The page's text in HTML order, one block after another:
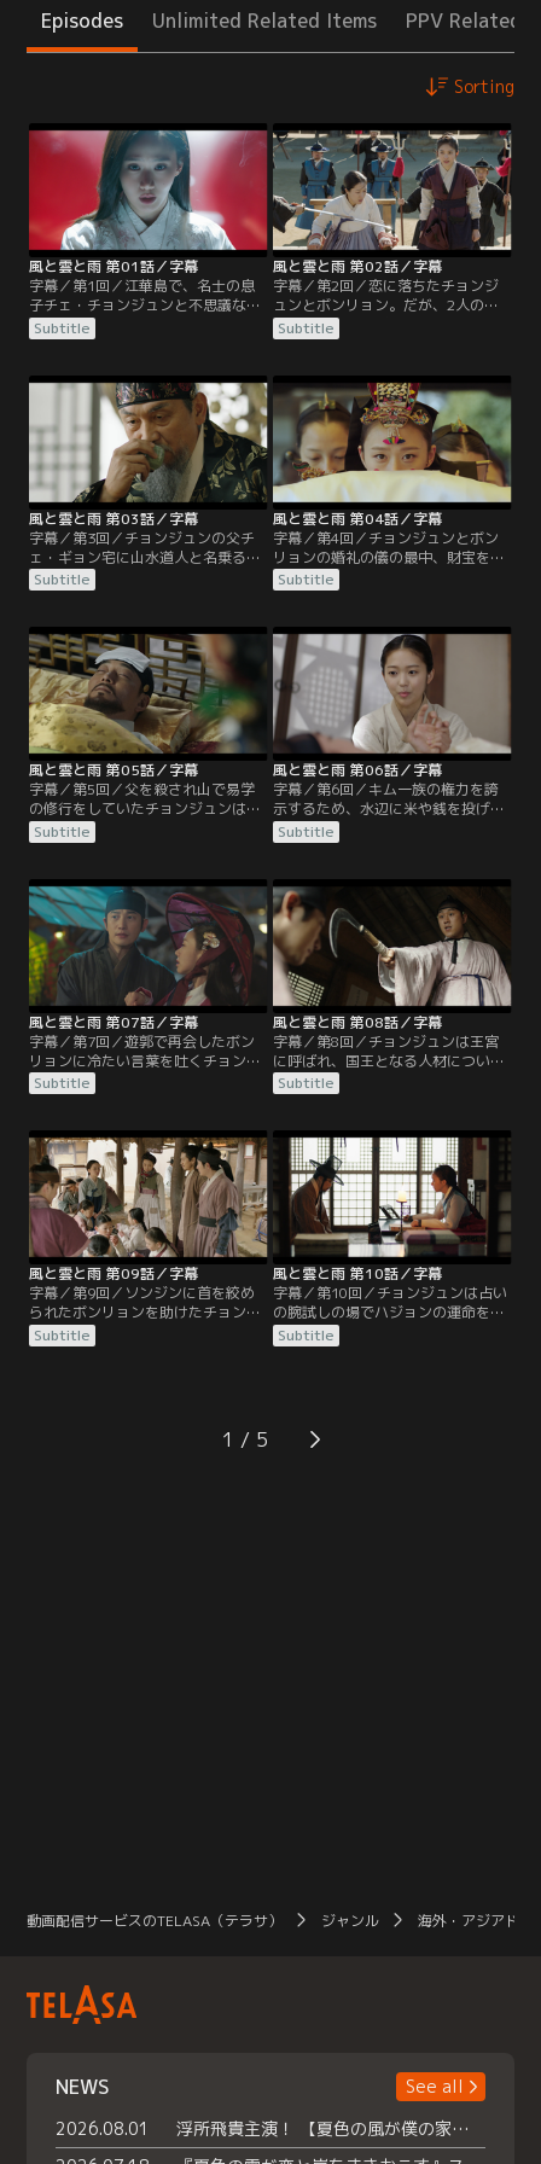
Episodes Unlimited Related Items PPV Related
Sorting
風と雲と雨 第01話／字幕
字幕／第1回／江華島で、名士の息
子チェ・チョンジュンと不思議な能
力を持つ少女イ・ボンリョンは出会
った。チョンジュンは17歳で科挙に
そんな彼を妬んでいた。ある晩、2
人は他の友人らと山に繰り出す。足
を滑らせ崖から落ちそうになったチ
ョンジュンをインギュは見捨てて去
るが、その彼を助けたのはボンリョ
ンだった…。
Subtitle
風と雲と雨 第02話／字幕
字幕／第2回／恋に落ちたチョンジ
ュンとボンリョン。だが、2人の仲
に嫉妬するインギュの企みでボンリ
ョンの母バンダルが捕らえられ、ボ
使ってしまう。その力に目をつけた
朝廷の有力一族の息子キム・ビョン
ウンはボンリョンを監禁し、権力の
ために利用。5年後、役人となった
チョンジュンはボンリョンと再会す
るが…。
Subtitle
風と雲と雨 第03話／字幕
字幕／第3回／チョンジュンの父チ
ェ・ギョン宅に山水道人と名乗る男
が現れ、チョンジュンが大出世と挫
折を味わうだろうと予言する。そん
王命により祝言を挙げることになる
が、それは一族の財宝を奪い返すた
めのキム・ジャグンの策略だった。
ギョンは息子に婚姻を断るように言
うが、チョンジュンはボンリョンと
の約束を打ち明ける。
Subtitle
風と雲と雨 第04話／字幕
字幕／第4回／チョンジュンとボン
リョンの婚礼の儀の最中、財宝を積
んだ船が爆破され大騒ぎに。ギョン
は謀反の首謀者とみなされ、ビョン
われの身となるが、すべてはキム一
族の仕組んだ陰謀だった。だが、機
転を利かせたボンリョンによってチ
ョンジュンは逃亡。さらに彼女は、
犯人を目撃した証人になるとチョン
ジュンに語るが…。
Subtitle
風と雲と雨 第05話／字幕
字幕／第5回／父を殺され山で易学
の修行をしていたチョンジュンは生
まれ変わって都に出てくるが、そこ
で調子のいい男ヨン・パルヨンと知
宗を見舞い、複雑な想いに捉われる
ボンリョン。彼女はキム一族から次
の国王を見つけるように命令され
る。一方、チョンジュンはパルヨン
に誘われ訪れた賭場で、派手に遊ぶ
興宣君と出会う…。
Subtitle
風と雲と雨 第06話／字幕
字幕／第6回／キム一族の権力を誇
示するため、水辺に米や銭を投げる
儀式が行われる。銭欲しさに水に飛
び込んだ赤導師が捕らわれるが、そ
衆たちは拍手で喝采する。一方、時
期国王の人材を探すボンリョンは、
ミン・ジャヨンという少女にその素
質があることを見抜いていた。そん
な中、興宣君がチョンジュンのもと
を訪れるが…。
Subtitle
風と雲と雨 第07話／字幕
字幕／第7回／遊郭で再会したボン
リョンに冷たい言葉を吐くチョンジ
ュン。だが、ボンリョンは彼が無事
でいたことを密かに感謝するのだっ
趙大妃も時期国王選びに介入し、
イ・ハジョンを哲宗に紹介する。一
方、ボンリョンはジャヨンを捜すた
めに遊郭に潜入することを計画し、
そのためにジャグンの愛妾ナハプに
接近するが…。
Subtitle
風と雲と雨 第08話／字幕
字幕／第8回／チョンジュンは王宮
に呼ばれ、国王となる人材について
占うよう命じられる。一方で彼は町
で占いを続けるが、以前に占った学
悪い噂を聞いていた。妹を遊郭で働
かせて遊び呆けるソンジンはまたも
科挙に落ち、やけを起こしてチョン
ジュンを訪ねてくる。そんな彼にチ
ョンジュンは今後20年間凶運が続く
と宣言し…。
Subtitle
風と雲と雨 第09話／字幕
字幕／第9回／ソンジンに首を絞め
られたボンリョンを助けたチョンジ
ュン。2人は過去のわだかまりを解
き、少し歩みよる。そんな中、子供
王族へ手紙を出して撤去中止を訴え
るが…。そんな折、興宣君が現れ、
Subtitle
風と雲と雨 第10話／字幕
字幕／第10回／チョンジュンは占い
の腕試しの場でハジョンの運命を占
い、一番を勝ち取る。ハジョンは賞
金を与えようとするが、チョンジュ
一族は国王の意向を無視し、施設は
結局取り壊されることに。現場に駆
Subtitle
1
動画配信サービスのTELASA（テラサ） ジャンル 海外・アジアドラ
NEWS
See all
2026.08.01
浮所飛貴主演！ 【夏色の風が僕の家にやってきた】 本日よりテラサで独占配信スタート！